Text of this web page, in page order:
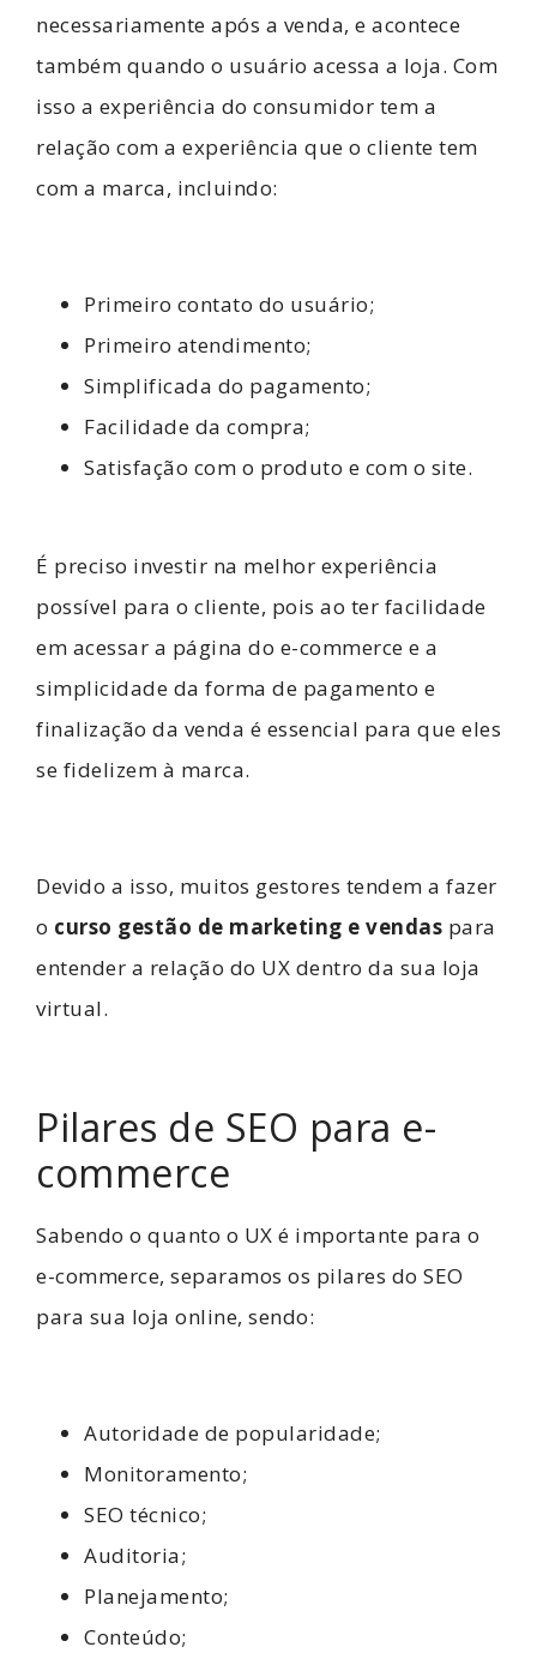
necessariamente após a venda, e acontece
também quando o usuário acessa a loja. Com
isso a experiência do consumidor tem a
relação com a experiência que o cliente tem
com a marca, incluindo:
Primeiro contato do usuário;
Primeiro atendimento;
Simplificada do pagamento;
Facilidade da compra;
Satisfação com o produto e com o site.
É preciso investir na melhor experiência
possível para o cliente, pois ao ter facilidade
em acessar a página do e-commerce e a
simplicidade da forma de pagamento e
finalização da venda é essencial para que eles
se fidelizem à marca.
Devido a isso, muitos gestores tendem a fazer
o curso gestão de marketing e vendas para
entender a relação do UX dentro da sua loja
virtual.
Pilares de SEO para e-
commerce
Sabendo o quanto o UX é importante para o
e-commerce, separamos os pilares do SEO
para sua loja online, sendo:
Autoridade de popularidade;
Monitoramento;
SEO técnico;
Auditoria;
Planejamento;
Conteúdo;